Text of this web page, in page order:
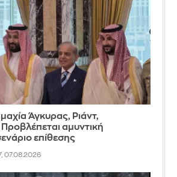
Άγκυρας, Ριάντ,
αμυντική
επίθεσης
07.08.2026